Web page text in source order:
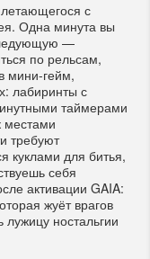
с
Одна минута вы
—
по рельсам,
мини-гейм,
лабиринты с
таймерами
требуют
куклами для битья,
себя
активации GAIA:
жуёт врагов
ностальгии